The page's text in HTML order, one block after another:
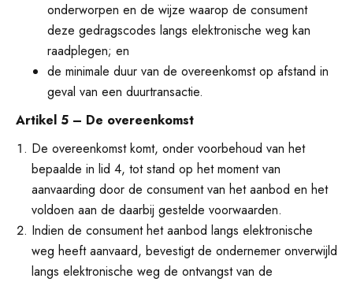
onderworpen en de wijze waarop de consument
deze gedragscodes langs elektronische weg kan
raadplegen; en
de minimale duur van de overeenkomst op afstand in
geval van een duurtransactie.
Artikel 5 – De overeenkomst
De overeenkomst komt, onder voorbehoud van het
bepaalde in lid 4, tot stand op het moment van
aanvaarding door de consument van het aanbod en het
voldoen aan de daarbij gestelde voorwaarden.
Indien de consument het aanbod langs elektronische
weg heeft aanvaard, bevestigt de ondernemer onverwijld
langs elektronische weg de ontvangst van de